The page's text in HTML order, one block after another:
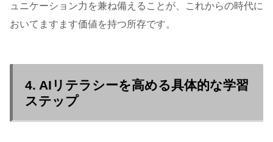
ュニケーション力を兼ね備えることが、これからの時代に
おいてますます価値を持つ所存です。
4. AIリテラシーを高める具体的な学習
ステップ